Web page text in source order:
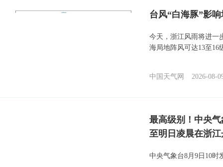
台风“白海豚”影
今天，浙江风雨将进一
海局地阵风可达13至16
中国天气网 2026-08-
最高级别！中央
至明日凌晨在浙
中央气象台8月9日10时